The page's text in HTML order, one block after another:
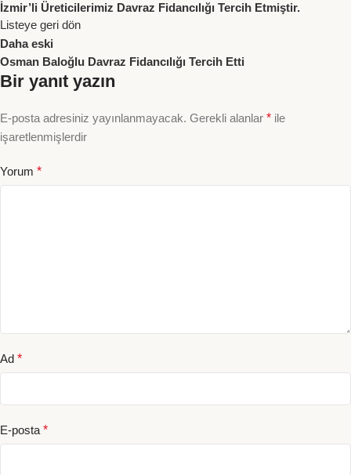
İzmir’li Üreticilerimiz Davraz Fidancılığı Tercih Etmiştir.
Listeye geri dön
Daha eski
Osman Baloğlu Davraz Fidancılığı Tercih Etti
Bir yanıt yazın
E-posta adresiniz yayınlanmayacak. Gerekli alanlar * ile
işaretlenmişlerdir
Yorum *
Ad *
E-posta *